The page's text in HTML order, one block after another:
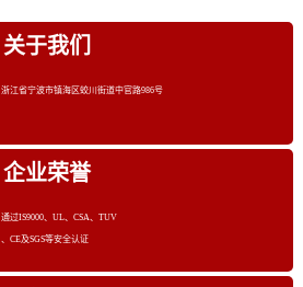
关于我们
浙江省宁波市镇海区蛟川街道中官路986号
企业荣誉
通过IS9000、UL、CSA、TUV
、CE及SGS等安全认证